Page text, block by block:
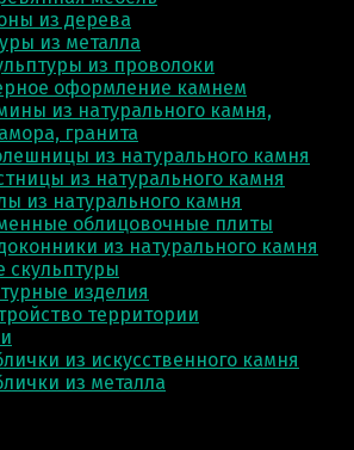
из дерева
из металла
из проволоки
оформление камнем
из натурального камня,
гранита
из натурального камня
из натурального камня
из натурального камня
облицовочные плиты
из натурального камня
скульптуры
изделия
территории
из искусственного камня
из металла